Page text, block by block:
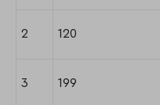
2 120
3 199